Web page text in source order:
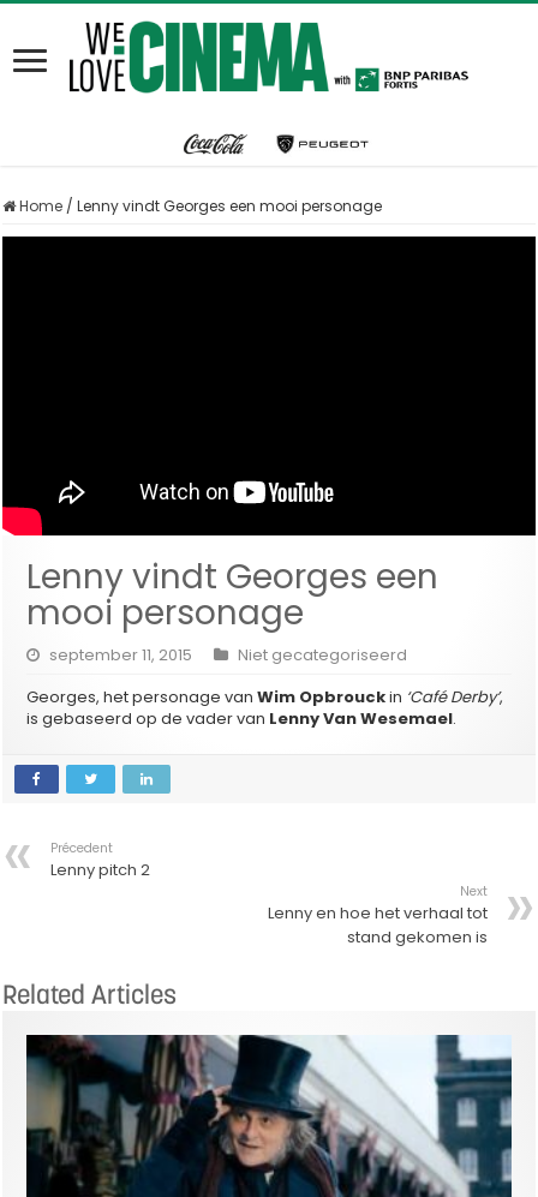
Home / Lenny vindt Georges een mooi personage
Lenny vindt Georges een
mooi personage
september 11, 2015
Niet gecategoriseerd
Georges, het personage vanWim Opbrouckin ‘Café Derby’,
is gebaseerd op de vader van Lenny Van Wesemael.
Précedent
Lenny pitch 2
Next
Lenny en hoe het verhaal tot
stand gekomen is
Related Articles